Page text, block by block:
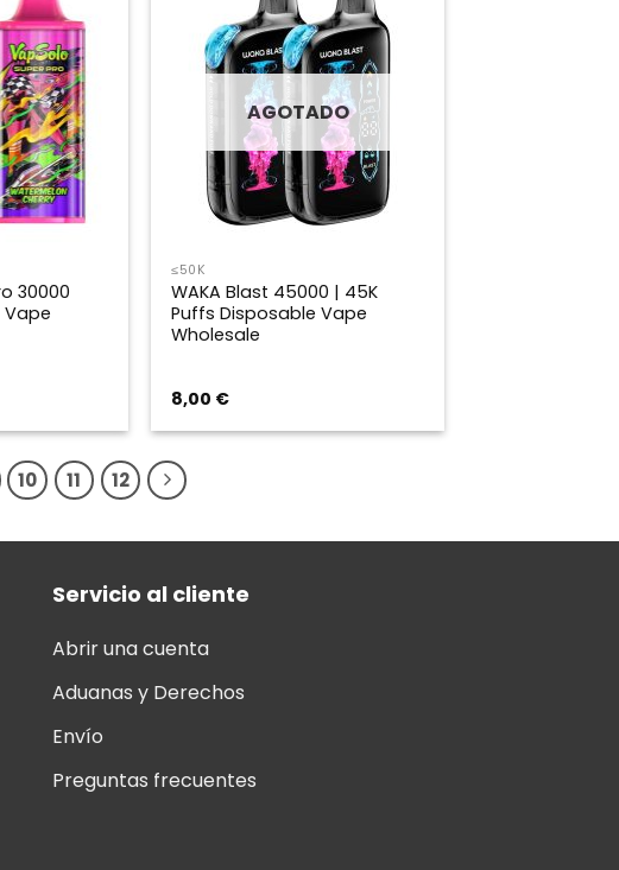
30000
Vape
AGOTADO
≤50K
WAKA Blast 45000 | 45K
Puffs Disposable Vape
Wholesale
8,00 €
10 11 12
Servicio al cliente
Abrir una cuenta
Aduanas y Derechos
Envío
Preguntas frecuentes